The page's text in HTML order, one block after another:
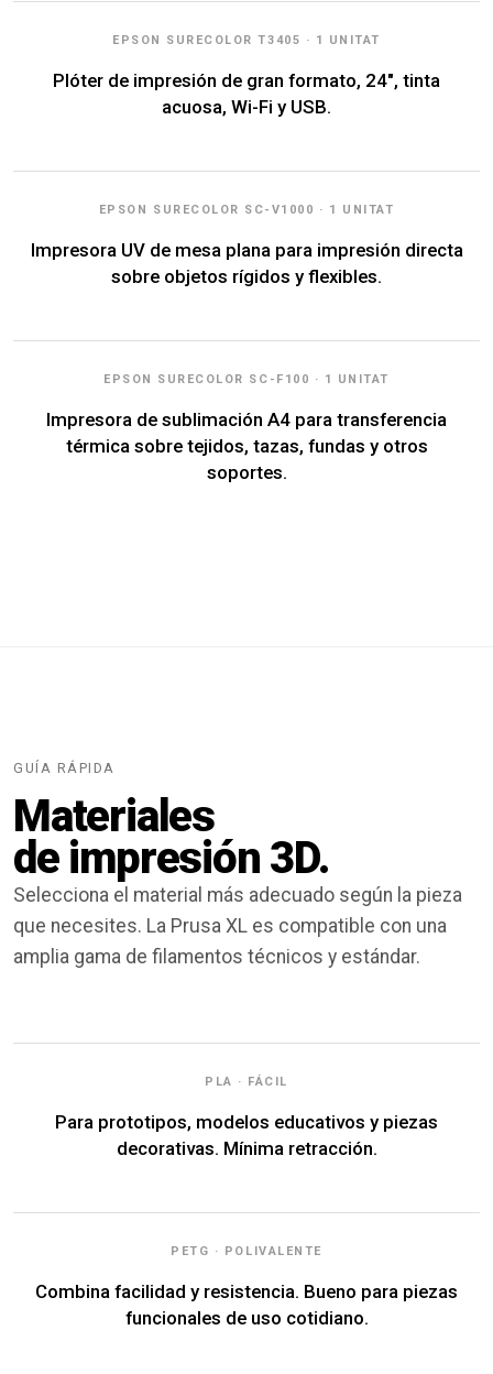
EPSON SURECOLOR T3405 · 1 UNITAT
Plóter de impresión de gran formato, 24", tinta
acuosa, Wi-Fi y USB.
EPSON SURECOLOR SC-V1000 · 1 UNITAT
Impresora UV de mesa plana para impresión directa
sobre objetos rígidos y flexibles.
EPSON SURECOLOR SC-F100 · 1 UNITAT
Impresora de sublimación A4 para transferencia
térmica sobre tejidos, tazas, fundas y otros
soportes.
GUÍA RÁPIDA
Materiales
de impresión 3D.
Selecciona el material más adecuado según la pieza
que necesites. La Prusa XL es compatible con una
amplia gama de filamentos técnicos y estándar.
PLA · FÁCIL
Para prototipos, modelos educativos y piezas
decorativas. Mínima retracción.
PETG · POLIVALENTE
Combina facilidad y resistencia. Bueno para piezas
funcionales de uso cotidiano.